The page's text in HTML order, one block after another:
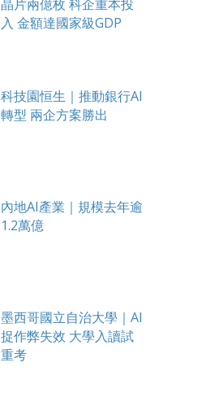
晶片兩億枚 科企重本投
入 金額達國家級GDP
科技園恒生｜推動銀行AI
轉型 兩企方案勝出
內地AI產業｜規模去年逾
1.2萬億
墨西哥國立自治大學｜AI
捉作弊失效 大學入讀試
重考